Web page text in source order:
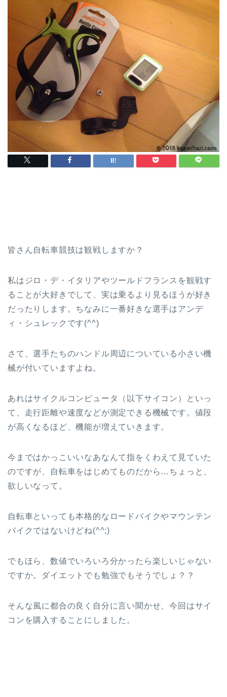
皆さん自転車競技は観戦しますか？
私はジロ・デ・イタリアやツールドフランスを観戦す
ることが大好きでして、実は乗るより見るほうが好き
だったりします。ちなみに一番好きな選手はアンデ
ィ・シュレックです(^^)
さて、選手たちのハンドル周辺についている小さい機
械が付いていますよね。
あれはサイクルコンピュータ（以下サイコン）といっ
て、走行距離や速度などが測定できる機械です。値段
が高くなるほど、機能が増えていきます。
今まではかっこいいなあなんて指をくわえて見ていた
のですが、自転車をはじめてものだから…ちょっと、
欲しいなって。
自転車といっても本格的なロードバイクやマウンテン
バイクではないけどね(^^;)
でもほら、数値でいろいろ分かったら楽しいじゃない
ですか。ダイエットでも勉強でもそうでしょ？？
そんな風に都合の良く自分に言い聞かせ、今回はサイ
コンを購入することにしました。